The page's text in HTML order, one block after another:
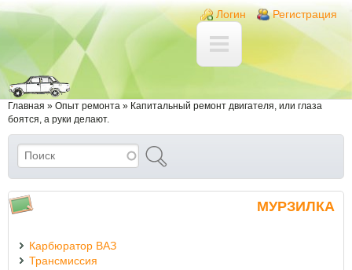
Перейти к основному содержанию
Skip to search
Login links
Логин Регистрация
Вы здесь
Главная » Опыт ремонта » Капитальный ремонт двигателя, или глаза
боятся, а руки делают.
Форма поиска
Поиск
МУРЗИЛКА
Карбюратор ВАЗ
Трансмиссия